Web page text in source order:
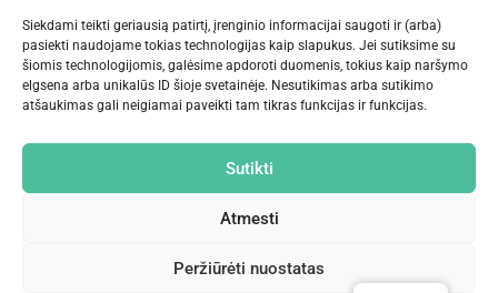
Siekdami teikti geriausią patirtį, įrenginio informacijai saugoti ir (arba)
pasiekti naudojame tokias technologijas kaip slapukus. Jei sutiksime su
šiomis technologijomis, galėsime apdoroti duomenis, tokius kaip naršymo
elgsena arba unikalūs ID šioje svetainėje. Nesutikimas arba sutikimo
atšaukimas gali neigiamai paveikti tam tikras funkcijas ir funkcijas.
Sutikti
Atmesti
Peržiūrėti nuostatas
PRIEMONĖS IR ĮRANGA
ĮMONĖ